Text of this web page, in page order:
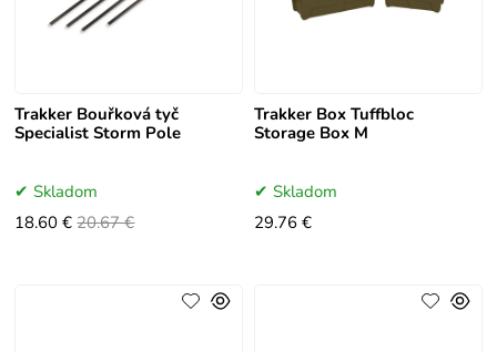
Trakker Bouřková tyč
Specialist Storm Pole
Skladom
18.60 € 20.67 €
Trakker Box Tuffbloc
Storage Box M
Skladom
29.76 €